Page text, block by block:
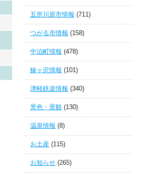
五所川原市情報 (711)
つがる市情報 (158)
中泊町情報 (478)
鰺ヶ沢情報 (101)
津軽鉄道情報 (340)
景色・景観 (130)
温泉情報 (8)
お土産 (115)
お知らせ (265)